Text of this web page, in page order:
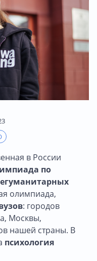
в России
по
олимпиада,
: городов
Москвы,
нашей страны. В
психология